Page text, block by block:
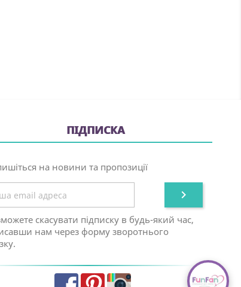
ПІДПИСКА
на новини та пропозиції

скасувати підписку в будь-який час,
нам через форму зворотнього
FacebookPinterestInstagram